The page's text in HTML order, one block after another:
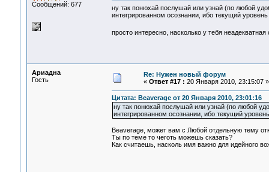
Сообщений: 677
ну так понюхай послушай или узнай (по любой
интегрированном осознании, ибо текущий
просто интересно, насколько у тебя
Ариадна
Гость
Re: Нужен новый форум
« Ответ #17 : 20 Января 2010, 23:15:07 »
Цитата: Beaverage от 20 Января 2010, 23:01:16
ну так понюхай послушай или узнай (по любой
интегрированном осознании, ибо текущий
Beaverage, может вам с Любой отдельную тему
Ты по теме то чеготь можешь сказать?
Как считаешь, насколь имя важно для идейного